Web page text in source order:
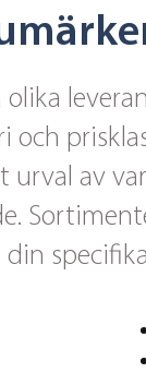
olika
och
urval av